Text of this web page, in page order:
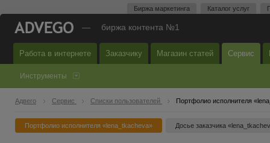
Биржа маркетинга Каталог услуг
— биржа контента №1
Работа в интернете Заказчику Магазин статей Сервис
Инструменты
Адвего Сервис Списки пользователей Портфолио исполнителя
Портфолио исполнителя «lena_tkacheva» Досье заказчика